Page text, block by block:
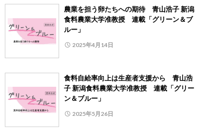
農業を担う卵たちへの期待 青山浩子 新潟
食料農業大学准教授 連載「グリーン＆ブ
ルー」
2025年4月14日
食料自給率向上は生産者支援から 青山浩
子 新潟食料農業大学准教授 連載「グリー
ン＆ブルー」
2025年5月26日